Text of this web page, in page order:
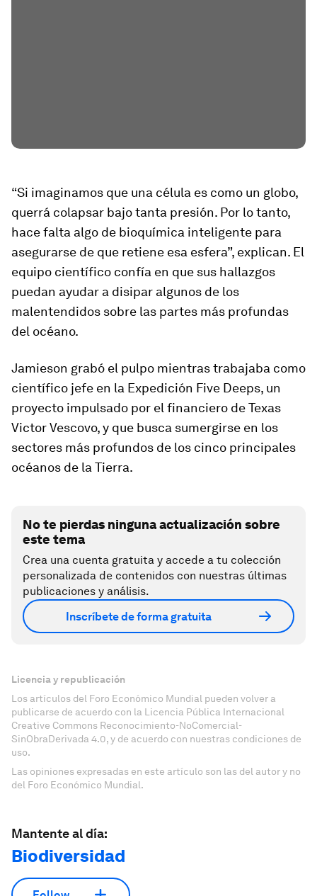
“Si imaginamos que una célula es como un globo,
querrá colapsar bajo tanta presión. Por lo tanto,
hace falta algo de bioquímica inteligente para
asegurarse de que retiene esa esfera”, explican. El
equipo científico confía en que sus hallazgos
puedan ayudar a disipar algunos de los
malentendidos sobre las partes más profundas
del océano.
Jamieson grabó el pulpo mientras trabajaba como
científico jefe en la Expedición Five Deeps, un
proyecto impulsado por el financiero de Texas
Victor Vescovo, y que busca sumergirse en los
sectores más profundos de los cinco principales
océanos de la Tierra.
No te pierdas ninguna actualización sobre
este tema
Crea una cuenta gratuita y accede a tu colección
personalizada de contenidos con nuestras últimas
publicaciones y análisis.
Inscríbete de forma gratuita
Licencia y republicación
Los artículos del Foro Económico Mundial pueden volver a
publicarse de acuerdo con la Licencia Pública Internacional
Creative Commons Reconocimiento-NoComercial-
SinObraDerivada 4.0, y de acuerdo con nuestras condiciones de
uso.
Las opiniones expresadas en este artículo son las del autor y no
del Foro Económico Mundial.
Mantente al día:
Biodiversidad